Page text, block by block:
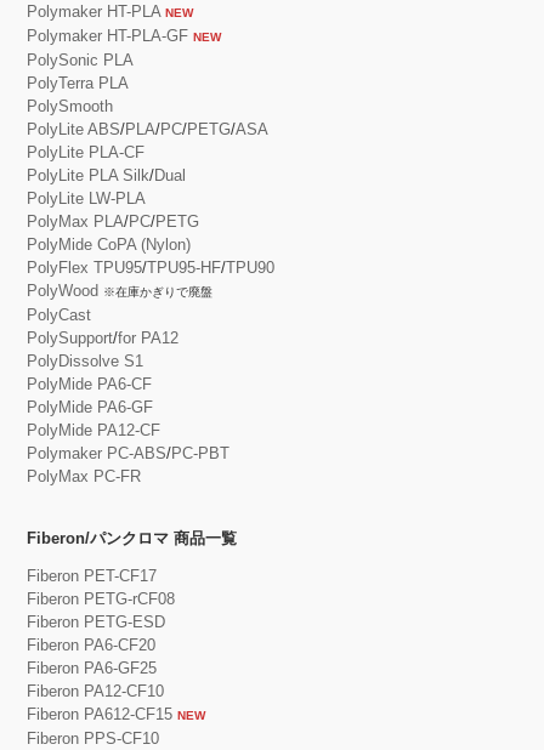
Polymaker HT-PLA NEW
Polymaker HT-PLA-GF NEW
PolySonic PLA
PolyTerra PLA
PolySmooth
PolyLite ABS/PLA/PC/PETG/ASA
PolyLite PLA-CF
PolyLite PLA Silk/Dual
PolyLite LW-PLA
PolyMax PLA/PC/PETG
PolyMide CoPA (Nylon)
PolyFlex TPU95/TPU95-HF/TPU90
PolyWood ※在庫かぎりで廃盤
PolyCast
PolySupport/for PA12
PolyDissolve S1
PolyMide PA6-CF
PolyMide PA6-GF
PolyMide PA12-CF
Polymaker PC-ABS/PC-PBT
PolyMax PC-FR
Fiberon/パンクロマ 商品一覧
Fiberon PET-CF17
Fiberon PETG-rCF08
Fiberon PETG-ESD
Fiberon PA6-CF20
Fiberon PA6-GF25
Fiberon PA12-CF10
Fiberon PA612-CF15 NEW
Fiberon PPS-CF10